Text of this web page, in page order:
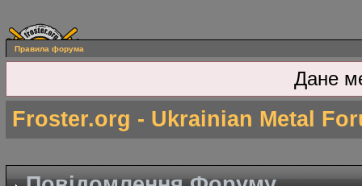
Правила форума
Дане
Froster.org - Ukrainian Metal